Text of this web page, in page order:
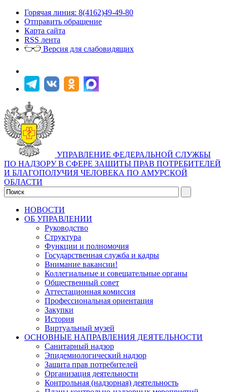
Горячая линия: 8(4162)49-49-80
Отправить обращение
Карта сайта
RSS лента
Версия для слабовидящих
УПРАВЛЕНИЕ ФЕДЕРАЛЬНОЙ СЛУЖБЫ
ПО НАДЗОРУ В СФЕРЕ ЗАЩИТЫ ПРАВ ПОТРЕБИТЕЛЕЙ
И БЛАГОПОЛУЧИЯ ЧЕЛОВЕКА ПО АМУРСКОЙ
ОБЛАСТИ
НОВОСТИ
ОБ УПРАВЛЕНИИ
Руководство
Структура
Функции и полномочия
Государственная служба и кадры
Внимание вакансии!
Коллегиальные и совещательные органы
Общественный совет
Аттестационная комиссия
Профессиональная ориентация
Закупки
История
Виртуальный музей
ОСНОВНЫЕ НАПРАВЛЕНИЯ ДЕЯТЕЛЬНОСТИ
Санитарный надзор
Эпидемиологический надзор
Защита прав потребителей
Организация деятельности
Контрольная (надзорная) деятельность